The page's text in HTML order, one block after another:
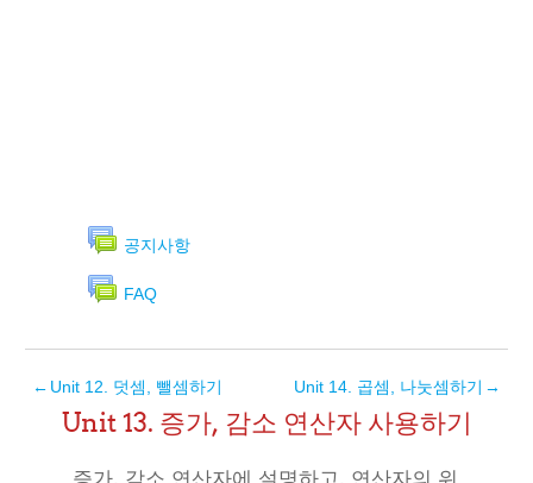
공지사항
FAQ
← Unit 12. 덧셈, 뺄셈하기 Unit 14. 곱셈, 나눗셈하기 →
Unit 13. 증가, 감소 연산자 사용하기
증가, 감소 연산자에 설명하고, 연산자의 위